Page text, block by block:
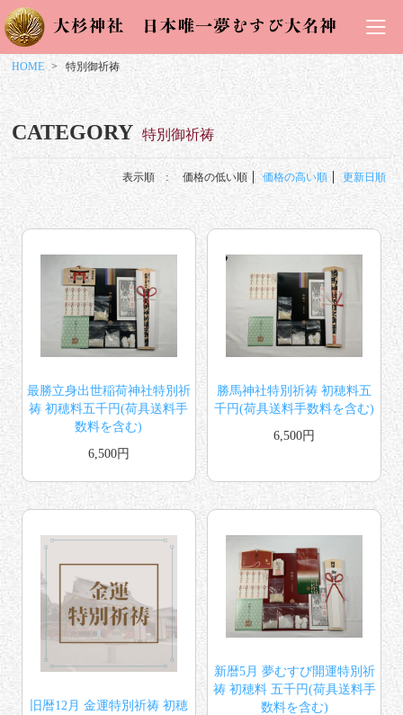
HOME 特別御祈祷
CATEGORY 特別御祈祷
表示順 : 価格の低い順 価格の高い順 更新日順
最勝立身出世稲荷神社特別祈
祷 初穂料五千円(荷具送料手
数料を含む)
6,500円
勝馬神社特別祈祷 初穂料五
千円(荷具送料手数料を含む)
6,500円
旧暦12月 金運特別祈祷 初穂
新暦5月 夢むすび開運特別祈
祷 初穂料 五千円(荷具送料手
数料を含む)